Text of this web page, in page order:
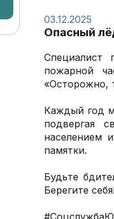
03.12.2025
Опасный
Специалист
пожарной
«Осторожно,
Каждый год
подвергая
населением
памятки.
️Будьте
Берегите